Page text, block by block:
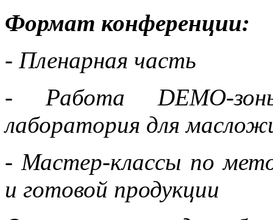
Формат конференции:
- Пленарная часть
- Работа DEMO-
лаборатория для
- Мастер-классы по
и готовой продукции